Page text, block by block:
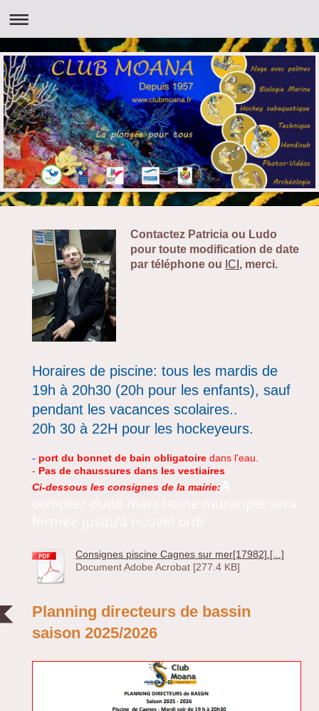
Contactez Patricia ou Ludo
pour toute modification de date
par téléphone ou ICI , merci.
Horaires de piscine: tous les mardis de
19h à 20h30 (20h pour les enfants), sauf
pendant les vacances scolaires..
20h 30 à 22H pour les hockeyeurs.
- port du bonnet de bain obligatoire dans l'eau.
- Pas de chaussures dans les vestiaires
Ci-dessous les consignes de la mairie:
Consignes piscine Cagnes sur mer[17982].[...]
Document Adobe Acrobat [277.4 KB]
Planning directeurs de bassin
saison 2025/2026